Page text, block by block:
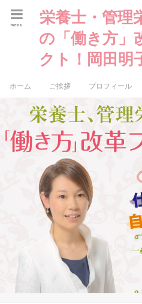
栄養士・管理
の「働き方」
クト！岡田明
menu
ホーム ご挨拶 プロフィール